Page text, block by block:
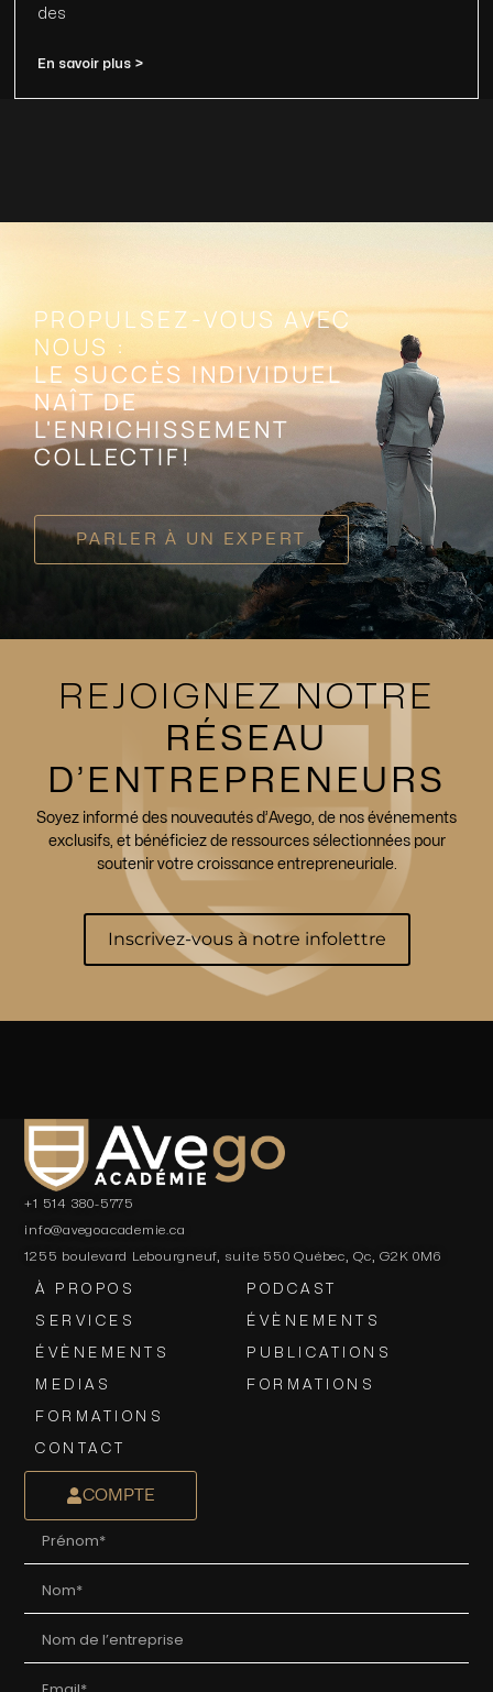
des
En savoir plus >
PROPULSEZ-VOUS AVEC
NOUS :
LE SUCCÈS INDIVIDUEL
NAÎT DE
L'ENRICHISSEMENT
COLLECTIF!
PARLER À UN EXPERT
REJOIGNEZ NOTRE
RÉSEAU
D’ENTREPRENEURS
Soyez informé des nouveautés d’Avego, de nos événements
exclusifs, et bénéficiez de ressources sélectionnées pour
soutenir votre croissance entrepreneuriale.
Inscrivez-vous à notre infolettre
+1 514 380-5775
info@avegoacademie.ca
1255 boulevard Lebourgneuf, suite 550 Québec, Qc, G2K 0M6
À PROPOS
SERVICES
ÉVÈNEMENTS
MEDIAS
FORMATIONS
CONTACT
PODCAST
ÉVÈNEMENTS
PUBLICATIONS
FORMATIONS
COMPTE